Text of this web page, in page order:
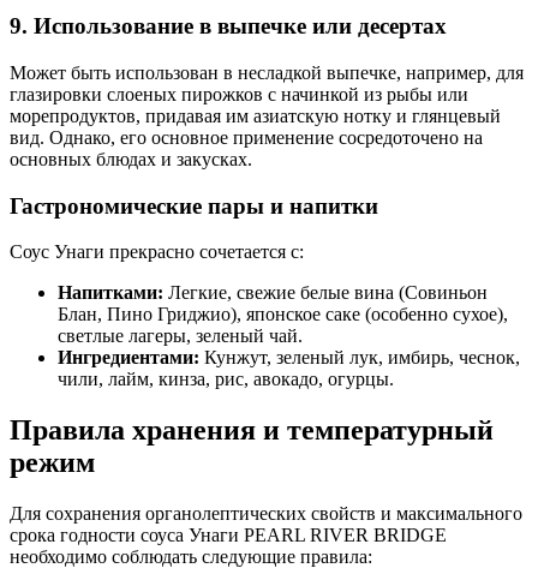
9. Использование в выпечке или десертах
Может быть использован в несладкой выпечке, например, для
глазировки слоеных пирожков с начинкой из рыбы или
морепродуктов, придавая им азиатскую нотку и глянцевый
вид. Однако, его основное применение сосредоточено на
основных блюдах и закусках.
Гастрономические пары и напитки
Соус Унаги прекрасно сочетается с:
Напитками: Легкие, свежие белые вина (Совиньон
Блан, Пино Гриджио), японское саке (особенно сухое),
светлые лагеры, зеленый чай.
Ингредиентами: Кунжут, зеленый лук, имбирь, чеснок,
чили, лайм, кинза, рис, авокадо, огурцы.
Правила хранения и температурный
режим
Для сохранения органолептических свойств и максимального
срока годности соуса Унаги PEARL RIVER BRIDGE
необходимо соблюдать следующие правила: